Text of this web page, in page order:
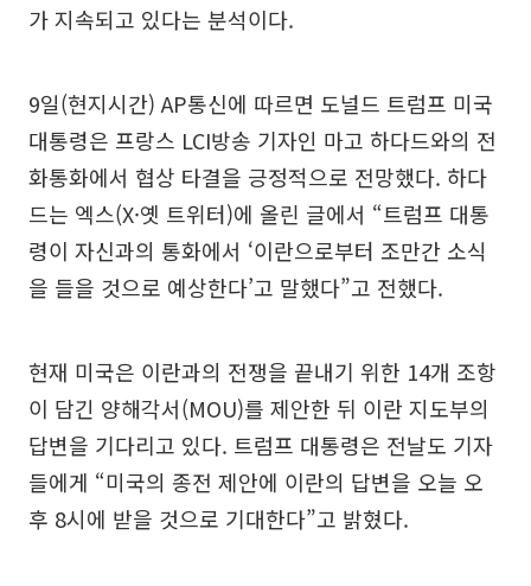
가 지속되고 있다는 분석이다.
9일(현지시간) AP통신에 따르면 도널드 트럼프 미국
대통령은 프랑스 LCI방송 기자인 마고 하다드와의 전
화통화에서 협상 타결을 긍정적으로 전망했다. 하다
드는 엑스(X·옛 트위터)에 올린 글에서 “트럼프 대통
령이 자신과의 통화에서 ‘이란으로부터 조만간 소식
을 들을 것으로 예상한다’고 말했다”고 전했다.
현재 미국은 이란과의 전쟁을 끝내기 위한 14개 조항
이 담긴 양해각서(MOU)를 제안한 뒤 이란 지도부의
답변을 기다리고 있다. 트럼프 대통령은 전날도 기자
들에게 “미국의 종전 제안에 이란의 답변을 오늘 오
후 8시에 받을 것으로 기대한다”고 밝혔다.